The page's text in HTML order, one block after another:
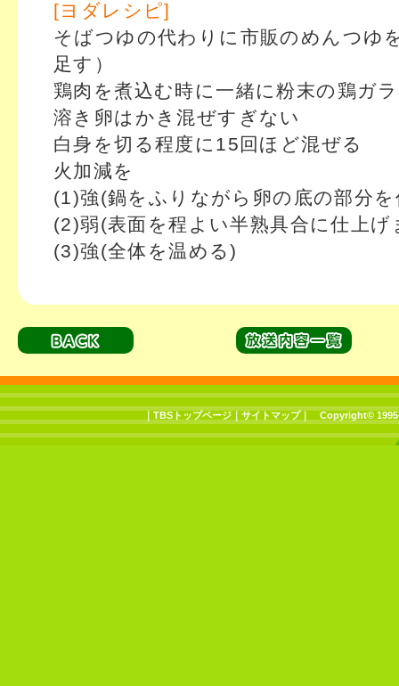
[ヨダレシピ]
そばつゆの代わりに市販のめんつゆ
足す）
鶏肉を煮込む時に一緒に粉末の鶏ガ
溶き卵はかき混ぜすぎない
白身を切る程度に15回ほど混ぜる
火加減を
(1)強(鍋をふりながら卵の底の部分
(2)弱(表面を程よい半熟具合に仕上げ
(3)強(全体を温める)
｜ TBSトップページ｜ サイトマップ｜ Copyright©